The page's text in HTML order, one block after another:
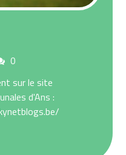
Comments
0
sur le site
d'Ans :